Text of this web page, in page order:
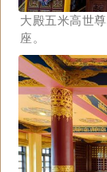
大殿五米高世
座。